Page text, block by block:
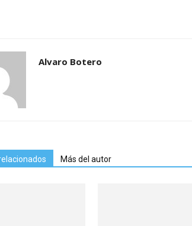
Alvaro Botero
Más del autor